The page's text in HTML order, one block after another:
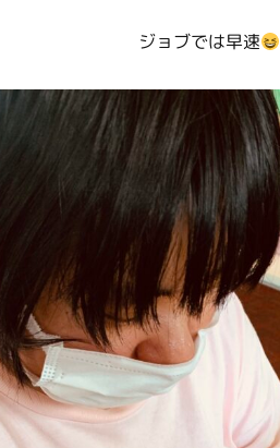
ジョブでは早速